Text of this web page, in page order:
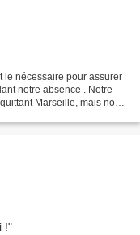
notre absence . Notre
Marseille, mais nous